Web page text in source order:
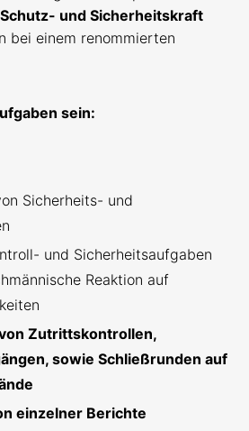
und Sicherheitskraft
bei einem renommierten
sein:
Sicherheits- und
und Sicherheitsaufgaben
Reaktion auf
Zutrittskontrollen,
sowie Schließrunden auf
einzelner Berichte